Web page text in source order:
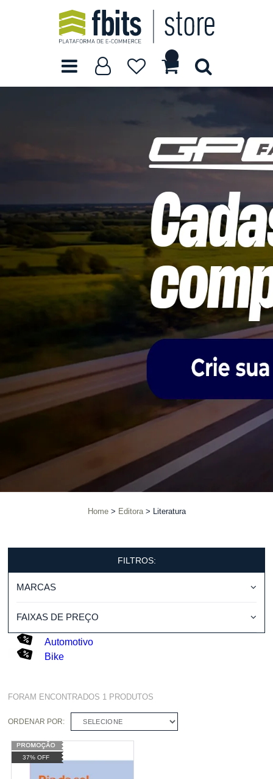
Home Editora Literatura
FILTROS:
MARCAS
FAIXAS DE PREÇO
Automotivo
Bike
FORAM ENCONTRADOS 1 PRODUTOS
ORDENAR POR: SELECIONE
37% OFF